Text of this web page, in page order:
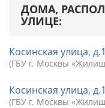
ДОМА,
УЛИЦЕ:
Косинская улица,
(ГБУ г. Москвы
Косинская улица,
(ГБУ г. Москвы